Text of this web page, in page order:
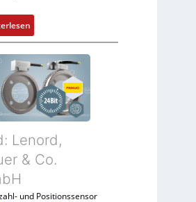
r
d
i
e
A
n
w
e
d
u
g
g
e
n
G
u
n
G
a
:
D
r
e
h
g
e
e
Lenord,
& Co.
und Positionssensor